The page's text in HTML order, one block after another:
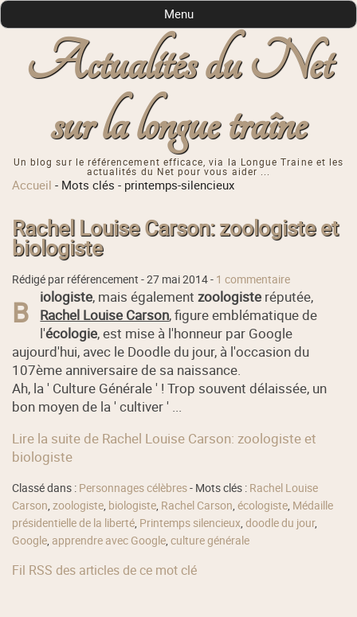
Actualités du Net
sur la longue traîne
Un blog sur le référencement efficace, via la Longue Traine et les
actualités du Net pour vous aider ...
Menu
Accueil - Mots clés - printemps-silencieux
Rachel Louise Carson: zoologiste et
biologiste
Rédigé par référencement -27 mai 2014- 1 commentaire
B iologiste, mais égalementzoologiste réputée,
Rachel Louise Carson, figure emblématique de
l'écologie, est mise à l'honneur par Google
aujourd'hui, avec le Doodle du jour, à l'occasion du
107ème anniversaire de sa naissance.
Ah, la ' Culture Générale ' ! Trop souvent délaissée, un
bon moyen de la ' cultiver ' ...
Lire la suite de Rachel Louise Carson: zoologiste et
biologiste
Classé dans : Personnages célèbres- Mots clés : Rachel Louise
Carson,zoologiste, biologiste, Rachel Carson,écologiste, Médaille
présidentielle de la liberté, Printemps silencieux,doodle du jour,
Google, apprendre avec Google,culture générale
Fil RSS des articles de ce mot clé